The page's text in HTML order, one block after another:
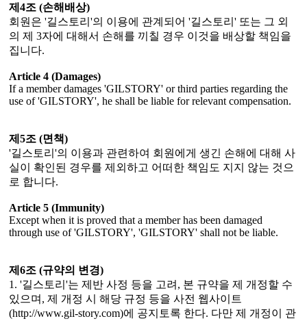
제4조 (손해배상)
회원은 '길스토리'의 이용에 관계되어 '길스토리' 또는 그 외
의 제 3자에 대해서 손해를 끼칠 경우 이것을 배상할 책임을
집니다.
Article 4 (Damages)
If a member damages 'GILSTORY' or third parties regarding the
use of 'GILSTORY', he shall be liable for relevant compensation.
제5조 (면책)
'길스토리'의 이용과 관련하여 회원에게 생긴 손해에 대해 사
실이 확인된 경우를 제외하고 어떠한 책임도 지지 않는 것으
로 합니다.
Article 5 (Immunity)
Except when it is proved that a member has been damaged
through use of 'GILSTORY', 'GILSTORY' shall not be liable.
제6조 (규약의 변경)
1. '길스토리'는 제반 사정 등을 고려, 본 규약을 제 개정할 수
있으며, 제 개정 시 해당 규정 등을 사전 웹사이트
(http://www.gil-story.com)에 공지토록 한다. 다만 제 개정이 관